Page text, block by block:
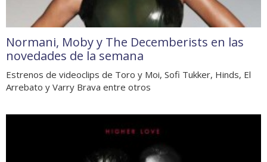
Normani, Moby y The Decemberists en las
novedades de la semana
Estrenos de videoclips de Toro y Moi, Sofi Tukker, Hinds, El
Arrebato y Varry Brava entre otros